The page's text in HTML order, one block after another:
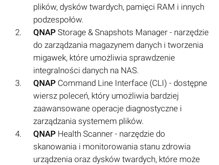
plików, dysków twardych, pamięci RAM i innych
podzespołów.
QNAP Storage & Snapshots Manager - narzędzie
do zarządzania magazynem danych i tworzenia
migawek, które umożliwia sprawdzenie
integralności danych na NAS.
QNAP Command Line Interface (CLI) - dostępne
wiersz poleceń, który umożliwia bardziej
zaawansowane operacje diagnostyczne i
zarządzania systemem plików.
QNAP Health Scanner - narzędzie do
skanowania i monitorowania stanu zdrowia
urządzenia oraz dysków twardych, które może